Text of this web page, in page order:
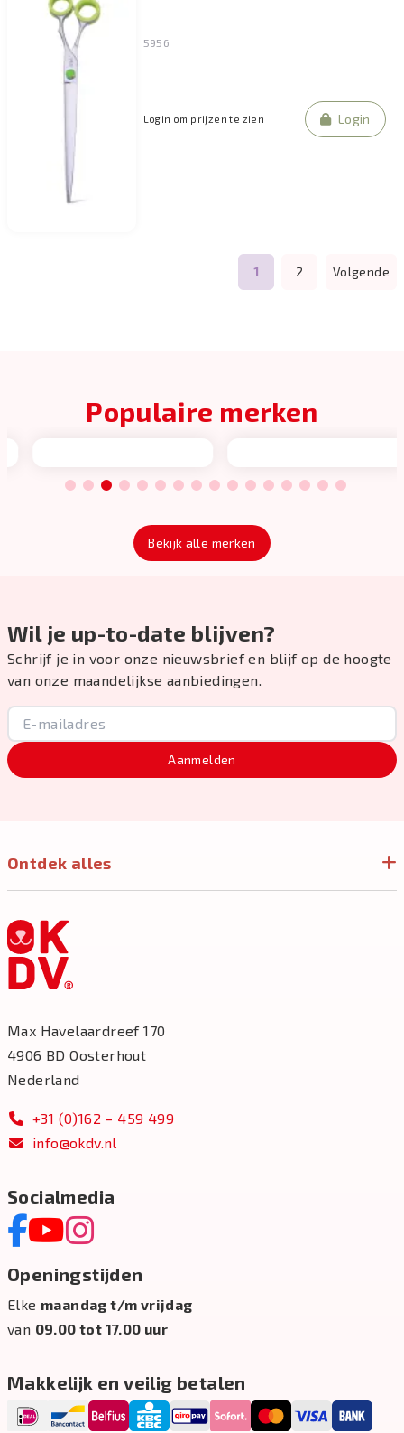
5956
Login om prijzen te zien Login
1 2 Volgende
Populaire merken
1 2 3 4 5 6 7 8 9 10 11 12 13 14 15 16
Bekijk alle merken
Wil je up-to-date blijven?
Schrijf je in voor onze nieuwsbrief en blijf op de hoogte
van onze maandelijkse aanbiedingen.
Aanmelden
Ontdek alles
Max Havelaardreef 170
4906 BD Oosterhout
Nederland
+31 (0)162 – 459 499
info@okdv.nl
Socialmedia
Openingstijden
Elke maandag t/m vrijdag
van 09.00 tot 17.00 uur
Makkelijk en veilig betalen